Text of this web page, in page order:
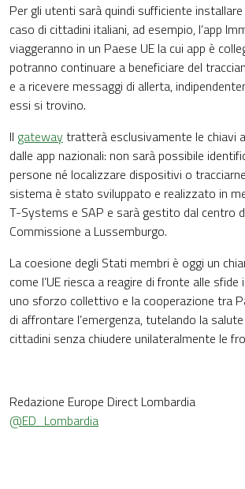
Per gli utenti sarà quindi sufficiente
caso di cittadini italiani, ad esempio, l’app
viaggeranno in un Paese UE la cui app è
potranno continuare a beneficiare del
e a ricevere messaggi di allerta,
essi si trovino.
Il gateway tratterà esclusivamente le chiavi
dalle app nazionali: non sarà possibile
persone né localizzare dispositivi o
sistema è stato sviluppato e realizzato in
T-Systems e SAP e sarà gestito dal centro
Commissione a Lussemburgo.
La coesione degli Stati membri è oggi un
come l’UE riesca a reagire di fronte alle
uno sforzo collettivo e la cooperazione tra
di affrontare l’emergenza, tutelando la
cittadini senza chiudere unilateralmente le
Redazione Europe Direct Lombardia
@ED_Lombardia